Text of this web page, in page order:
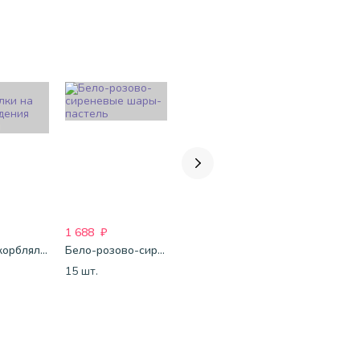
Шары Оскорблялки на день рождения (девушке)
1 688 ₽
Бело-розово-сиреневые шары-пастель
15 шт.